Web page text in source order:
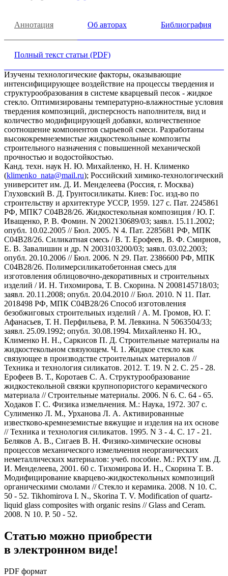
Аннотация Об авторах Библиография
Полный текст статьи (PDF)
Изучены технологические факторы, оказывающие
интенсифицирующее воздействие на процессы твердения и
структурообразования в системе кварцевый песок - жидкое
стекло. Оптимизированы температурно-влажностные условия
твердения композиций, дисперсность наполнителя, вид и
количество модифицирующей добавки, количественное
соотношение компонентов сырьевой смеси. Разработаны
высококремнеземистые жидкостекольные композиты
строительного назначения с повышенной механической
прочностью и водостойкостью.
Канд. техн. наук Н. Ю. Михайленко, Н. Н. Клименко
(klimenko_nata@mail.ru); Российский химико-технологический
университет им. Д. И. Менделеева (Россия, г. Москва)
Глуховский В. Д. Грунтосиликаты. Киев: Гос. изд-во по
строительству и архитектуре УССР, 1959. 127 с. Пат. 2245861
РФ, МПК7 С04В28/26. Жидкостекольная композиция / Ю. Г.
Иващенко, Р. В. Фомин. N 2002130689/03; заявл. 15.11.2002;
опубл. 10.02.2005 // Бюл. 2005. N 4. Пат. 2285681 РФ, МПК
С04В28/26. Силикатная смесь / В. Т. Ерофеев, В. Ф. Смирнов,
Е. В. Завалишин и др. N 2003103200/03; заявл. 03.02.2003;
опубл. 20.10.2006 // Бюл. 2006. N 29. Пат. 2386600 РФ, МПК
С04В28/26. Полимерсиликатобетонная смесь для
изготовления облицовочно-декоративных и строительных
изделий / И. Н. Тихомирова, Т. В. Скорина. N 2008145718/03;
заявл. 20.11.2008; опубл. 20.04.2010 // Бюл. 2010. N 11. Пат.
2018498 РФ, МПК С04В28/26 Способ изготовления
безобжиговых строительных изделий / А. М. Громов, Ю. Г.
Афанасьев, Т. Н. Перфильева, Р. М. Левкина. N 5063504/33;
заявл. 25.09.1992; опубл. 30.08.1994. Михайленко Н. Ю.,
Клименко Н. Н., Саркисов П. Д. Строительные материалы на
жидкостекольном связующем. Ч. 1. Жидкое стекло как
связующее в производстве строительных материалов //
Техника и технология силикатов. 2012. Т. 19. N 2. С. 25 - 28.
Ерофеев В. Т., Коротаев С. А. Структурообразование
жидкостекольной связки крупнопористого керамического
материала // Строительные материалы. 2006. N 6. С. 64 - 65.
Ходаков Г. С. Физика измельчения. М.: Наука, 1972. 307 с.
Сулименко Л. М., Урханова Л. А. Активированные
известково-кремнеземистые вяжущие и изделия на их основе
// Техника и технология силикатов. 1995. N 3 - 4. С. 17 - 21.
Беляков А. В., Сигаев В. Н. Физико-химические основы
процессов механического измельчения неорганических
неметаллических материалов: учеб. пособие. М.: РХТУ им. Д.
И. Менделеева, 2001. 60 с. Тихомирова И. Н., Скорина Т. В.
Модифицирование кварцево-жидкостекольных композиций
органическими смолами // Стекло и керамика. 2008. N 10. С.
50 - 52. Tikhomirova I. N., Skorina T. V. Modification of quartz-
liquid glass composites with organic resins // Glass and Ceram.
2008. N 10. Р. 50 - 52.
Статью можно приобрести
в электронном виде!
PDF формат